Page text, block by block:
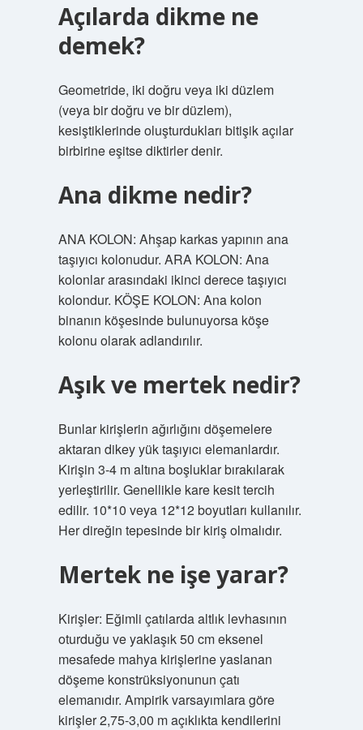
Açılarda dikme ne
demek?
Geometride, iki doğru veya iki düzlem
(veya bir doğru ve bir düzlem),
kesiştiklerinde oluşturdukları bitişik açılar
birbirine eşitse diktirler denir.
Ana dikme nedir?
ANA KOLON: Ahşap karkas yapının ana
taşıyıcı kolonudur. ARA KOLON: Ana
kolonlar arasındaki ikinci derece taşıyıcı
kolondur. KÖŞE KOLON: Ana kolon
binanın köşesinde bulunuyorsa köşe
kolonu olarak adlandırılır.
Aşık ve mertek nedir?
Bunlar kirişlerin ağırlığını döşemelere
aktaran dikey yük taşıyıcı elemanlardır.
Kirişin 3-4 m altına boşluklar bırakılarak
yerleştirilir. Genellikle kare kesit tercih
edilir. 10*10 veya 12*12 boyutları kullanılır.
Her direğin tepesinde bir kiriş olmalıdır.
Mertek ne işe yarar?
Kirişler: Eğimli çatılarda altlık levhasının
oturduğu ve yaklaşık 50 cm eksenel
mesafede mahya kirişlerine yaslanan
döşeme konstrüksiyonunun çatı
elemanıdır. Ampirik varsayımlara göre
kirişler 2,75-3,00 m açıklıkta kendilerini